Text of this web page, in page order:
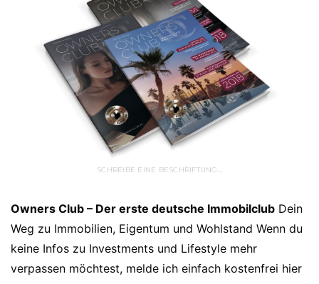
SCHREIBE EINE BESCHRIFTUNG…
Owners Club – Der erste deutsche Immobilclub Dein
Weg zu Immobilien, Eigentum und Wohlstand Wenn du
keine Infos zu Investments und Lifestyle mehr
verpassen möchtest, melde ich einfach kostenfrei hier